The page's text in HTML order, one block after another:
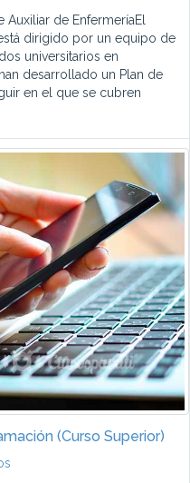
de EnfermeríaEl
dirigido por un equipo de
universitarios en
desarrollado un Plan de
en el que se cubren
(Curso Superior)